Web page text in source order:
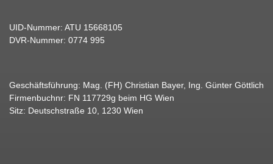
UID-Nummer: ATU 15668105
DVR-Nummer: 0774 995
Geschäftsführung: Mag. (FH) Christian Bayer, Ing. Günter Göttlich
Firmenbuchnr: FN 117729g beim HG Wien
Sitz: Deutschstraße 10, 1230 Wien